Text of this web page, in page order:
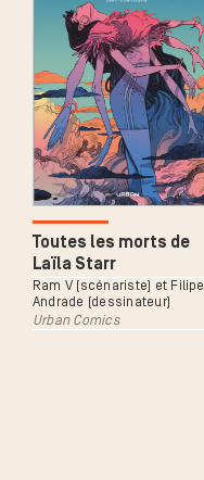
Toutes les morts de
Laïla Starr
Ram V (scénariste) et Filipe
Andrade (dessinateur)
Urban Comics